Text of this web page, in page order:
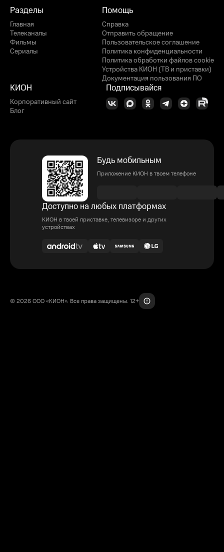
Разделы
Главная
Телеканалы
Фильмы
Сериалы
Помощь
Справка
Отправить обращение
Пользовательское соглашение
Политика конфиденциальности
Политика обработки файлов cookie
Устройства КИОН (ТВ и приставки)
Документация пользования ПО
КИОН
Корпоративный сайт
Блог
Подписывайся
Будь мобильным
Приложение КИОН в твоем телефоне
Доступно на любых платформах
КИОН в твоей приставке, телевизоре и других
устройствах
© 2026 ООО «КИОН». Все права защищены. 12+